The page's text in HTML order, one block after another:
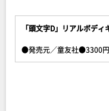
「頭文字D」リアルボデ
●発売元／童友社●3300